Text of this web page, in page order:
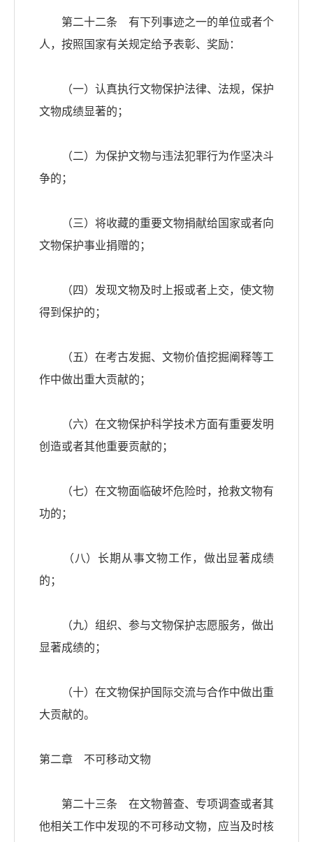
第二十二条 有下列事迹之一的单位或者个
人，按照国家有关规定给予表彰、奖励：
（一）认真执行文物保护法律、法规，保护
文物成绩显著的；
（二）为保护文物与违法犯罪行为作坚决斗
争的；
（三）将收藏的重要文物捐献给国家或者向
文物保护事业捐赠的；
（四）发现文物及时上报或者上交，使文物
得到保护的；
（五）在考古发掘、文物价值挖掘阐释等工
作中做出重大贡献的；
（六）在文物保护科学技术方面有重要发明
创造或者其他重要贡献的；
（七）在文物面临破坏危险时，抢救文物有
功的；
（八）长期从事文物工作，做出显著成绩
的；
（九）组织、参与文物保护志愿服务，做出
显著成绩的；
（十）在文物保护国际交流与合作中做出重
大贡献的。
第二章 不可移动文物
第二十三条 在文物普查、专项调查或者其
他相关工作中发现的不可移动文物，应当及时核